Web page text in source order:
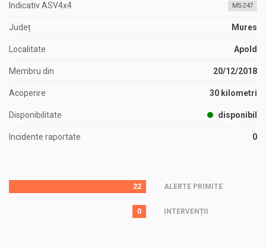
Indicativ ASV4x4 MS-247
Județ Mures
Localitate Apold
Membru din 20/12/2018
Acoperire 30 kilometri
Disponibilitate disponibil
Incidente raportate 0
22
0
ALERTE PRIMITE
INTERVENȚII